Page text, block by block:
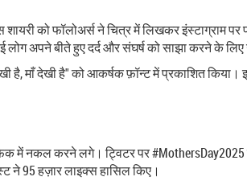
को फॉलोअर्स ने चित्र में लिखकर इंस्टाग्राम
लोग अपने बीते हुए दर्द और संघर्ष को साझा करने के
माँ देखी है" को आकर्षक फ़ॉन्ट में प्रकाशित किया।
में नकल करने लगे। ट्विटर पर
ने 95 हज़ार लाइक्स हासिल किए।